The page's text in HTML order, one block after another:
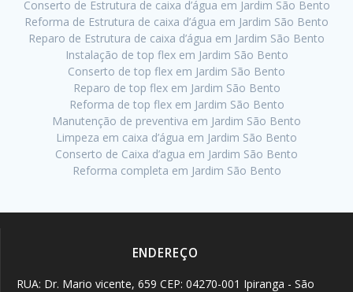
Conserto de Estrutura de caixa d’água em Jardim São Bento
Reforma de Estrutura de caixa d’água em Jardim São Bento
Reparo de Estrutura de caixa d’água em Jardim São Bento
Instalação de top flex em Jardim São Bento
Conserto de top flex em Jardim São Bento
Reparo de top flex em Jardim São Bento
Reforma de top flex em Jardim São Bento
Manutenção de preventiva em Jardim São Bento
Limpeza em caixa d’água em Jardim São Bento
Conserto de Caixa d’agua em Jardim São Bento
Reforma completa em Jardim São Bento
ENDEREÇO
RUA: Dr. Mario vicente, 659 CEP: 04270-001 Ipiranga - São